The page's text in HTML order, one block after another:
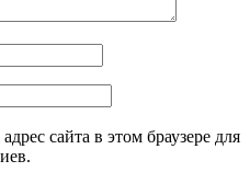
сайта в этом браузере для